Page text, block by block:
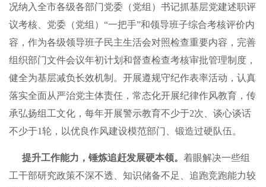
况纳入全市各级各部门党委（党组）书记抓基层党建述职评
议考核、党委（党组）“一把手”和领导班子综合考核评价内
容，作为各级领导班子民主生活会对照检查重要内容，完善
组织部门文件会议年初计划和督查检查考核审批管理制度，
健全为基层减负长效机制。开展遵规守纪作表率活动，认真
落实全面从严治党主体责任，常态化开展纪律作风教育，传
承弘扬组工文化，每年开展警示教育不少于2次、谈心谈话
不少于1轮，以优良作风建设模范部门、锻造过硬队伍。
提升工作能力，锤炼追赶发展硬本领。 着眼解决一些组
工干部研究政策不深不透、知识储备不足、追跑竞跑能力较